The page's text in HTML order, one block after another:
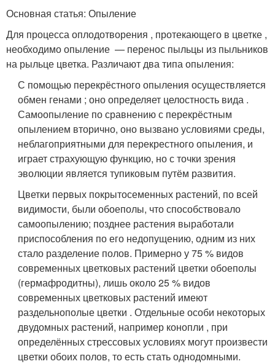
Основная статья: Опыление
Для процесса оплодотворения , протекающего в цветке ,
необходимо опыление — перенос пыльцы из пыльников
на рыльце цветка. Различают два типа опыления:
С помощью перекрёстного опыления осуществляется
обмен генами ; оно определяет целостность вида .
Самоопыление по сравнению с перекрёстным
опылением вторично, оно вызвано условиями среды,
неблагоприятными для перекрестного опыления, и
играет страхующую функцию, но с точки зрения
эволюции является тупиковым путём развития.
Цветки первых покрытосеменных растений, по всей
видимости, были обоеполы, что способствовало
самоопылению; позднее растения выработали
приспособления по его недопущению, одним из них
стало разделение полов. Примерно у 75 % видов
современных цветковых растений цветки обоеполы
(гермафродитны), лишь около 25 % видов
современных цветковых растений имеют
раздельнополые цветки . Отдельные особи некоторых
двудомных растений, например конопли , при
определённых стрессовых условиях могут произвести
цветки обоих полов, то есть стать однодомными.